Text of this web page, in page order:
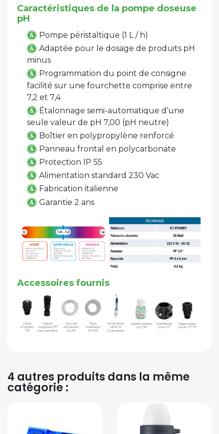
Caractéristiques de la pompe doseuse
pH
Pompe péristaltique (1 L / h)
Adaptée pour le dosage de produits pH
minus
Programmation du point de consigne
facilité sur une fourchette comprise entre
7,2 et 7,4
Étalonnage semi-automatique d’une
seule valeur de pH 7,00 (pH neutre)
Boîtier en polypropylène renforcé
Panneau frontal en polycarbonate
Protection IP 55
Alimentation standard 230 Vac
Fabrication italienne
Garantie 2 ans
Accessoires fournis
4 autres produits dans la même
catégorie :